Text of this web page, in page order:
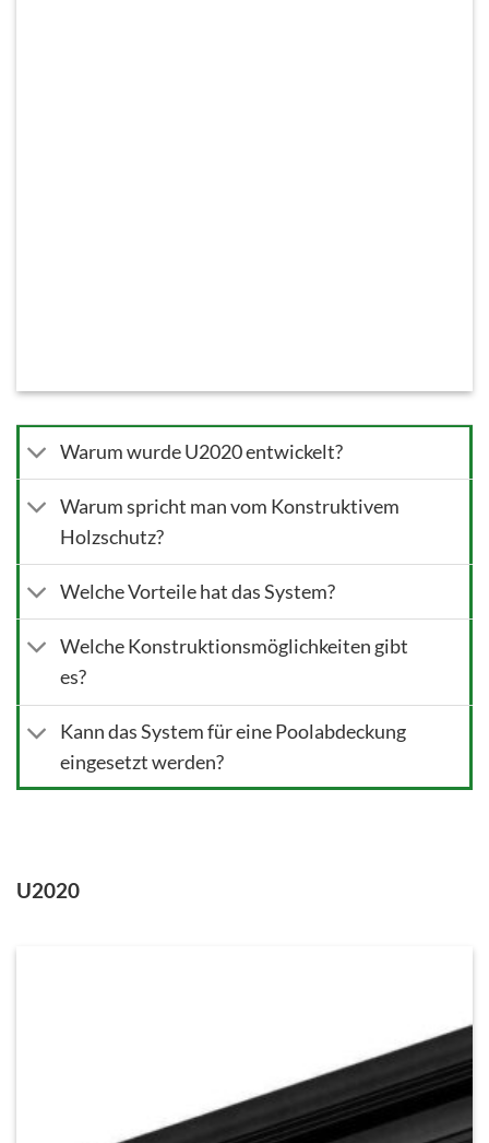
Warum wurde U2020 entwickelt?
Warum spricht man vom Konstruktivem
Holzschutz?
Welche Vorteile hat das System?
Welche Konstruktionsmöglichkeiten gibt
es?
Kann das System für eine Poolabdeckung
eingesetzt werden?
U2020